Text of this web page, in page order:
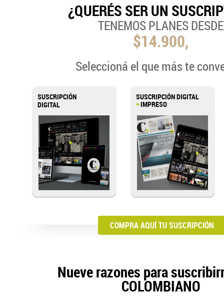
¿QUERÉS SER UN
TENEMOS PLANES DESDE
$14.900,
Seleccioná el que más te
SUSCRIPCIÓN
DIGITAL
SUSCRIPCIÓN DIGITAL
+IMPRESO
COMPRA AQUÍ TU SUSCRIPCIÓN
Nueve razones para
COLOMBIANO